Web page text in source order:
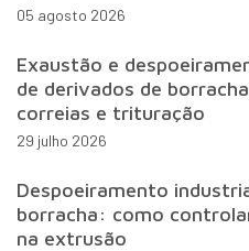
05 agosto 2026
Exaustão e
de derivados de
correias e trituração
29 julho 2026
Despoeiramento
borracha: como
na extrusão